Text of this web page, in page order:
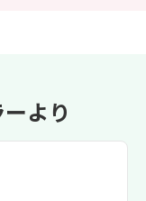
より